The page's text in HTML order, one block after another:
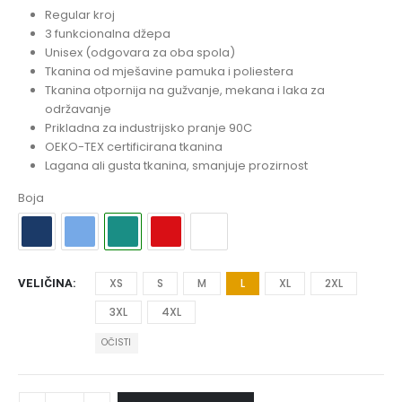
Regular kroj
3 funkcionalna džepa
Unisex (odgovara za oba spola)
Tkanina od mješavine pamuka i poliestera
Tkanina otpornija na gužvanje, mekana i laka za
održavanje
Prikladna za industrijsko pranje 90C
OEKO-TEX certificirana tkanina
Lagana ali gusta tkanina, smanjuje prozirnost
Boja
VELIČINA XS S M L XL
2XL
3XL
4XL
OČISTI